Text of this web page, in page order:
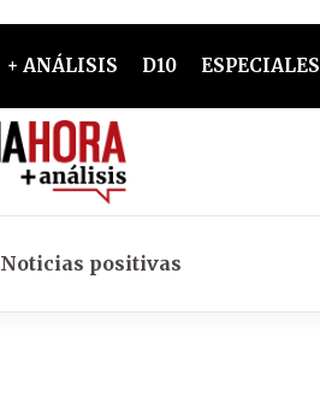
+ ANÁLISIS D10 ESPECIALES
Noticias positivas